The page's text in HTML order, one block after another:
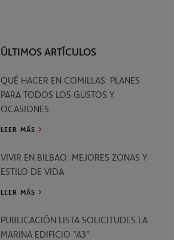
ÚLTIMOS ARTÍCULOS
QUÉ HACER EN COMILLAS: PLANES
PARA TODOS LOS GUSTOS Y
OCASIONES
LEER MÁS
VIVIR EN BILBAO: MEJORES ZONAS Y
ESTILO DE VIDA
LEER MÁS
PUBLICACIÓN LISTA SOLICITUDES LA
MARINA EDIFICIO "A3"